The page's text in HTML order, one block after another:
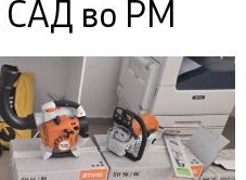
САД во РМ